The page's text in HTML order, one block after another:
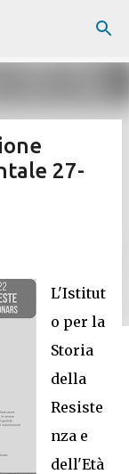
27-
L'Istitut
o per la
Storia
della
Resiste
nza e
dell'Età